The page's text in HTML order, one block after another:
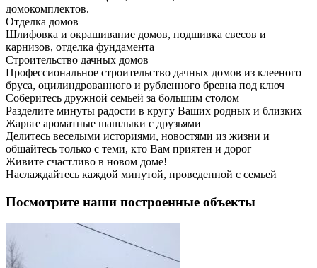
домокомплектов.
Отделка домов
Шлифовка и окрашивание домов, подшивка свесов и
карнизов, отделка фундамента
Строительство дачных домов
Профессиональное строительство дачных домов из клееного
бруса, оцилиндрованного и рубленного бревна под ключ
Соберитесь дружной семьей за большим столом
Разделите минуты радости в кругу Ваших родных и близких
Жарьте ароматные шашлыки с друзьями
Делитесь веселыми историями, новостями из жизни и
общайтесь только с теми, кто Вам приятен и дорог
Живите счастливо в новом доме!
Наслаждайтесь каждой минутой, проведенной с семьей
Посмотрите наши построенные объекты